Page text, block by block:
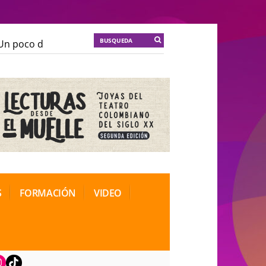
poco de locura para la cordura
Soma
de Teatro Rosa
FORMACIÓN VIDEO
TikTok